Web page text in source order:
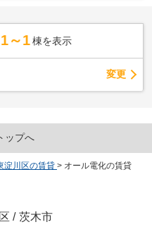
1～1 棟を表示
変更
ップへ
淀川区の賃貸 > オール電化の賃貸
/ 茨木市